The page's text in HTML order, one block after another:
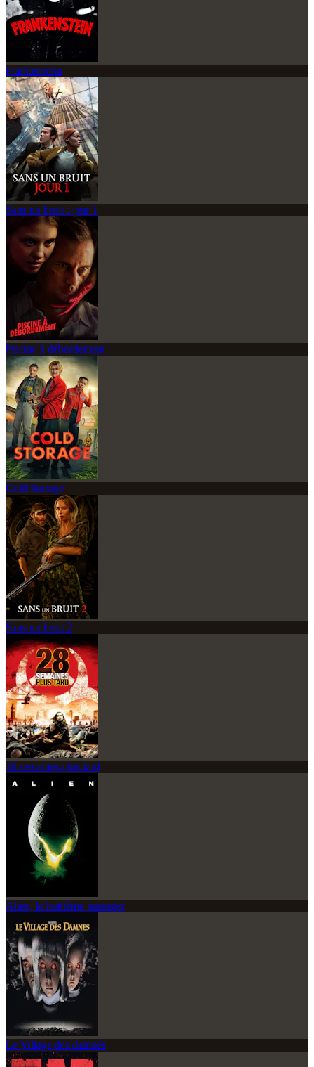
Frankenstein
Sans un bruit : jour 1
Piscine à débordement
Cold Storage
Sans un bruit 2
28 semaines plus tard
Alien, le huitième passager
Le Village des damnés